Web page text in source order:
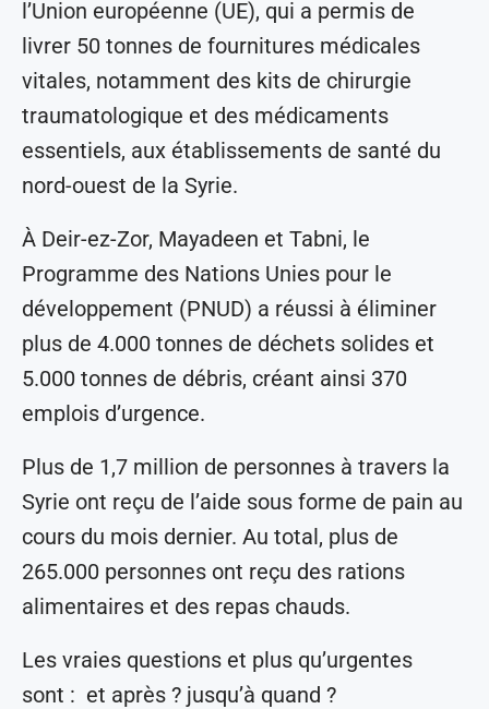
l’Union européenne (UE), qui a permis de
livrer 50 tonnes de fournitures médicales
vitales, notamment des kits de chirurgie
traumatologique et des médicaments
essentiels, aux établissements de santé du
nord-ouest de la Syrie.
À Deir-ez-Zor, Mayadeen et Tabni, le
Programme des Nations Unies pour le
développement (PNUD) a réussi à éliminer
plus de 4.000 tonnes de déchets solides et
5.000 tonnes de débris, créant ainsi 370
emplois d’urgence.
Plus de 1,7 million de personnes à travers la
Syrie ont reçu de l’aide sous forme de pain au
cours du mois dernier. Au total, plus de
265.000 personnes ont reçu des rations
alimentaires et des repas chauds.
Les vraies questions et plus qu’urgentes
sont : et après ? jusqu’à quand ?